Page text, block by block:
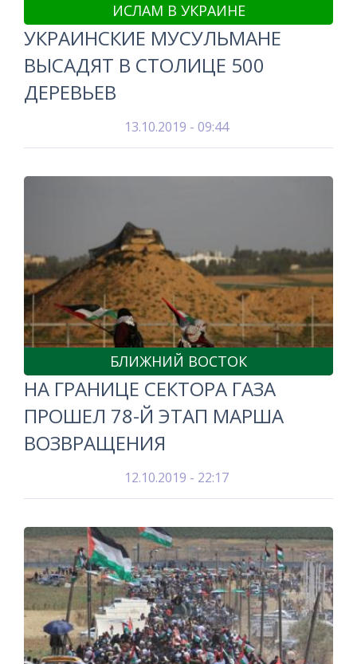
ИСЛАМ В УКРАИНЕ
УКРАИНСКИЕ МУСУЛЬМАНЕ
ВЫСАДЯТ В СТОЛИЦЕ 500
ДЕРЕВЬЕВ
13.10.2019 - 09:44
БЛИЖНИЙ ВОСТОК
НА ГРАНИЦЕ СЕКТОРА ГАЗА
ПРОШЕЛ 78-Й ЭТАП МАРША
ВОЗВРАЩЕНИЯ
12.10.2019 - 22:17